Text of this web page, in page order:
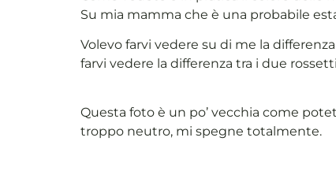
Su mia mamma che è una probabile
Volevo farvi vedere su di me la
farvi vedere la differenza tra i due
Questa foto è un po’ vecchia come
troppo neutro, mi spegne totalmente.